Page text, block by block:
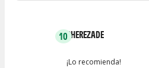
10SHEREZADE
¡Lo recomienda!